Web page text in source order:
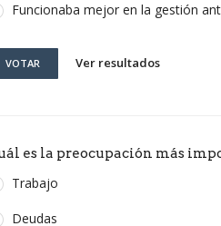
Funcionaba mejor en la gestión
VOTAR Ver resultados
es la preocupación más
Trabajo
Deudas